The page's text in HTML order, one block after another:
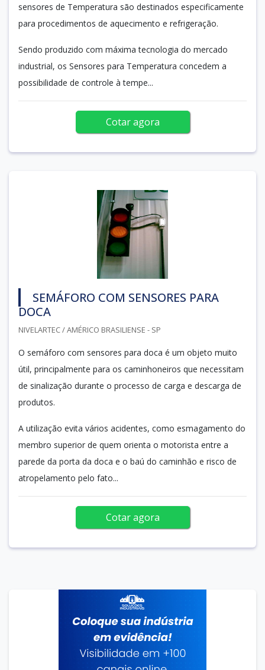
sensores de Temperatura são destinados especificamente
para procedimentos de aquecimento e refrigeração.
Sendo produzido com máxima tecnologia do mercado
industrial, os Sensores para Temperatura concedem a
possibilidade de controle à tempe...
Cotar agora
SEMÁFORO COM SENSORES PARA
DOCA
NIVELARTEC / AMÉRICO BRASILIENSE - SP
O semáforo com sensores para doca é um objeto muito
útil, principalmente para os caminhoneiros que necessitam
de sinalização durante o processo de carga e descarga de
produtos.
A utilização evita vários acidentes, como esmagamento do
membro superior de quem orienta o motorista entre a
parede da porta da doca e o baú do caminhão e risco de
atropelamento pelo fato...
Cotar agora